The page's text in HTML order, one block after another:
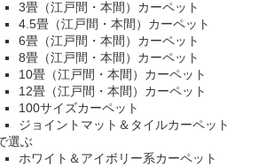
3畳（江戸間・本間）カーペット
4.5畳（江戸間・本間）カーペット
6畳（江戸間・本間）カーペット
8畳（江戸間・本間）カーペット
10畳（江戸間・本間）カーペット
12畳（江戸間・本間）カーペット
100サイズカーペット
ジョイントマット＆タイルカーペット
選ぶ
ホワイト＆アイボリー系カーペット